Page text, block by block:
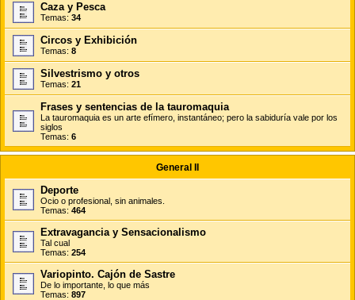
Caza y Pesca
Temas: 34
Circos y Exhibición
Temas: 8
Silvestrismo y otros
Temas: 21
Frases y sentencias de la tauromaquia
La tauromaquia es un arte efímero, instantáneo; pero la sabiduría vale por los
siglos
Temas: 6
General II
Deporte
Ocio o profesional, sin animales.
Temas: 464
Extravagancia y Sensacionalismo
Tal cual
Temas: 254
Variopinto. Cajón de Sastre
De lo importante, lo que más
Temas: 897